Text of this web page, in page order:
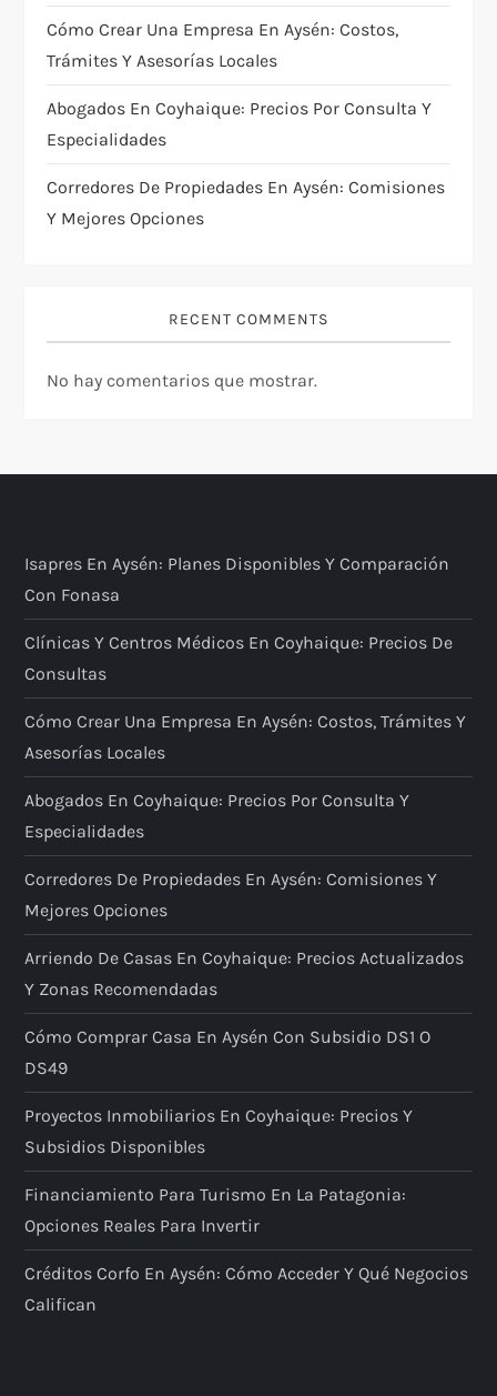
Cómo Crear Una Empresa En Aysén: Costos,
Trámites Y Asesorías Locales
Abogados En Coyhaique: Precios Por Consulta Y
Especialidades
Corredores De Propiedades En Aysén: Comisiones
Y Mejores Opciones
RECENT COMMENTS
No hay comentarios que mostrar.
Isapres En Aysén: Planes Disponibles Y Comparación
Con Fonasa
Clínicas Y Centros Médicos En Coyhaique: Precios De
Consultas
Cómo Crear Una Empresa En Aysén: Costos, Trámites Y
Asesorías Locales
Abogados En Coyhaique: Precios Por Consulta Y
Especialidades
Corredores De Propiedades En Aysén: Comisiones Y
Mejores Opciones
Arriendo De Casas En Coyhaique: Precios Actualizados
Y Zonas Recomendadas
Cómo Comprar Casa En Aysén Con Subsidio DS1 O
DS49
Proyectos Inmobiliarios En Coyhaique: Precios Y
Subsidios Disponibles
Financiamiento Para Turismo En La Patagonia:
Opciones Reales Para Invertir
Créditos Corfo En Aysén: Cómo Acceder Y Qué Negocios
Califican